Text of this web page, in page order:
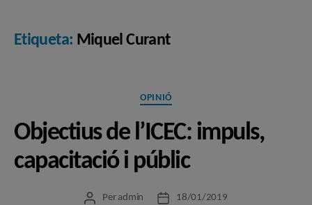
Etiqueta: Miquel Curant
Categories
OPINIÓ
Objectius de l’ICEC: impuls,
capacitació i públic
Autor
Per admin
Data18/01/2019